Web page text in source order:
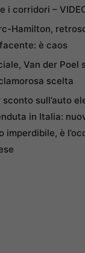
i corridori –
Hamilton,
è caos
Van der Poel
scelta
sconto sull’auto
in Italia:
imperdibile, è